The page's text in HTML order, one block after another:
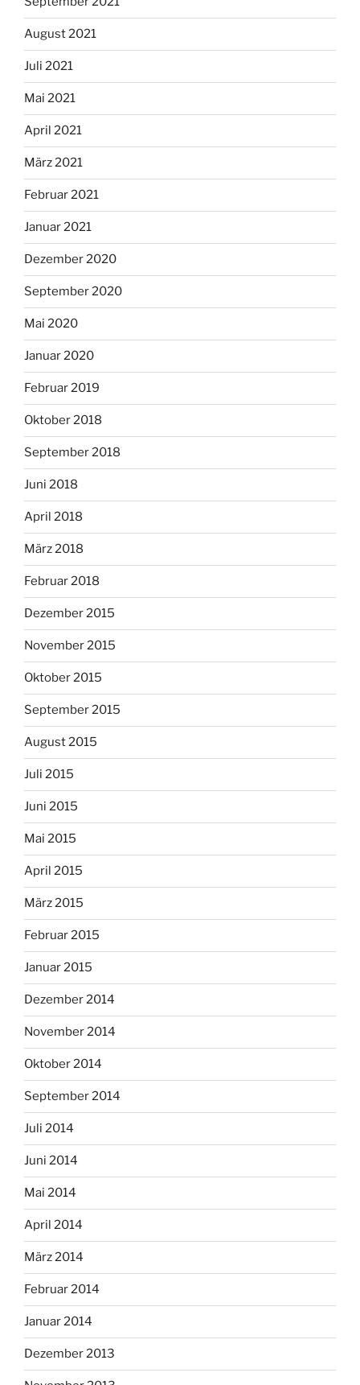
August 2021
Juli 2021
Mai 2021
April 2021
März 2021
Februar 2021
Januar 2021
Dezember 2020
September 2020
Mai 2020
Januar 2020
Februar 2019
Oktober 2018
September 2018
Juni 2018
April 2018
März 2018
Februar 2018
Dezember 2015
November 2015
Oktober 2015
September 2015
August 2015
Juli 2015
Juni 2015
Mai 2015
April 2015
März 2015
Februar 2015
Januar 2015
Dezember 2014
November 2014
Oktober 2014
September 2014
Juli 2014
Juni 2014
Mai 2014
April 2014
März 2014
Februar 2014
Januar 2014
Dezember 2013